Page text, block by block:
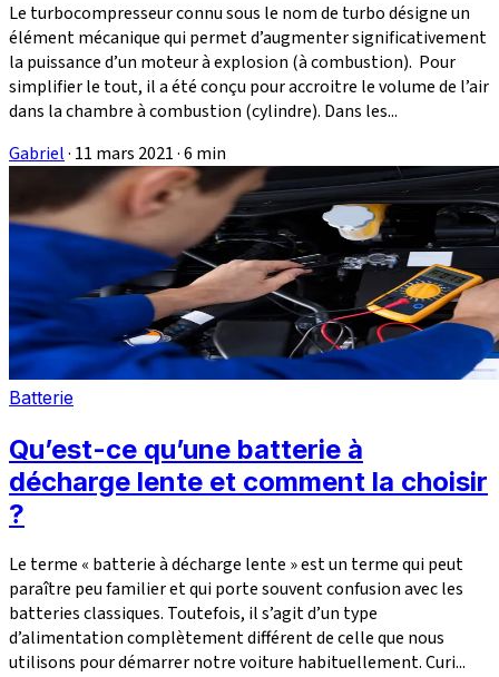
Le turbocompresseur connu sous le nom de turbo désigne un
élément mécanique qui permet d’augmenter significativement
la puissance d’un moteur à explosion (à combustion). Pour
simplifier le tout, il a été conçu pour accroitre le volume de l’air
dans la chambre à combustion (cylindre). Dans les...
Gabriel· 11 mars 2021·6 min
Batterie
Qu’est-ce qu’une batterie à
décharge lente et comment la choisir
?
Le terme « batterie à décharge lente » est un terme qui peut
paraître peu familier et qui porte souvent confusion avec les
batteries classiques. Toutefois, il s’agit d’un type
d’alimentation complètement différent de celle que nous
utilisons pour démarrer notre voiture habituellement. Curi...